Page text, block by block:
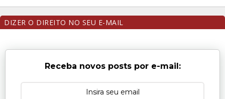
DIZER O DIREITO NO SEU E-MAIL
Receba novos posts por e-mail: